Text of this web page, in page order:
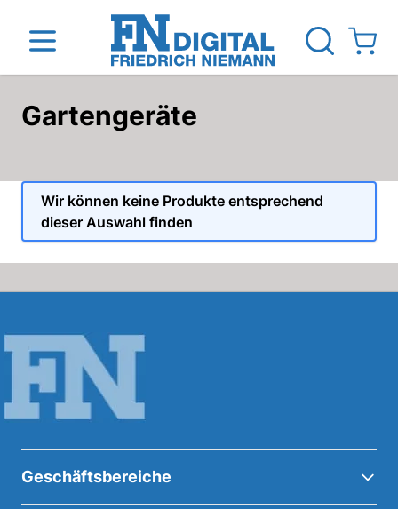
Direkt zum Inhalt
View
Gartengeräte
Wir können keine Produkte entsprechend
dieser Auswahl finden
Geschäftsbereiche